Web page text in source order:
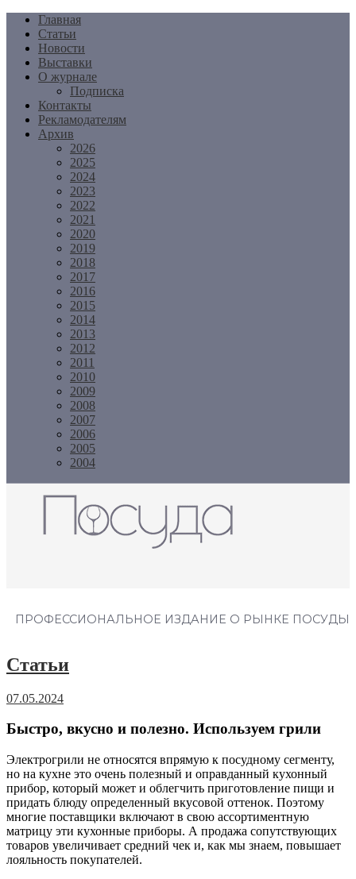
Перейти
содержимому
Главная
Статьи
Новости
Выставки
О журнале
Подписка
Контакты
Рекламодателям
Архив
2026
2025
2024
2023
2022
2021
2020
2019
2018
2017
2016
2015
2014
2013
2012
2011
2010
2009
2008
2007
2006
2005
2004
ПРОФЕССИОНАЛЬНОЕ ИЗДАНИЕ О РЫНКЕ ПОСУДЫ
Статьи
07.05.2024
Быстро, вкусно и полезно. Используем грили
Электрогрили не относятся впрямую к посудному сегменту,
но на кухне это очень полезный и оправданный кухонный
прибор, который может и облегчить приготовление пищи и
придать блюду определенный вкусовой оттенок. Поэтому
многие поставщики включают в свою ассортиментную
матрицу эти кухонные приборы. А продажа сопутствующих
товаров увеличивает средний чек и, как мы знаем, повышает
лояльность покупателей.